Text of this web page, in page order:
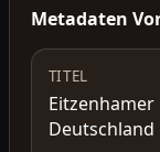
Metadaten
TITEL
Eitzenhamer
Deutschland